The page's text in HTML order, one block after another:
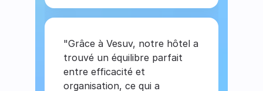
"Grâce à Vesuv, notre hôtel a
trouvé un équilibre parfait
entre efficacité et
organisation, ce qui a